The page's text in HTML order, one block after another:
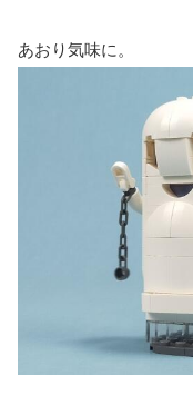
あおり気味に。